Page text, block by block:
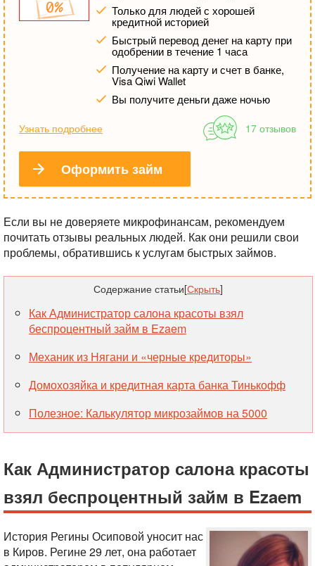
Только для людей с хорошей
кредитной историей
Быстрый перевод денег на карту при
одобрении в течение 1 часа
Получение на карту и счет в банке,
Visa Qiwi Wallet
Вы получите деньги даже ночью
Узнать подробнее 17 отзывов
Оформить займ
Если вы не доверяете микрофинансам, рекомендуем
почитать отзывы реальных людей. Как они решили свои
проблемы, обратившись к услугам быстрых займов.
Содержание статьи[Скрыть]
Как Администратор салона красоты взял
беспроцентный займ в Ezaem
Механик из Нягани и «черные кредиторы»
Домохозяйка и кредитная карта банка Тинькофф
Полезное: Калькулятор микрозаймов на 5000
Как Администратор салона красоты
взял беспроцентный займ в Ezaem
История Регины Осиповой уносит нас
в Киров. Регине 29 лет, она работает